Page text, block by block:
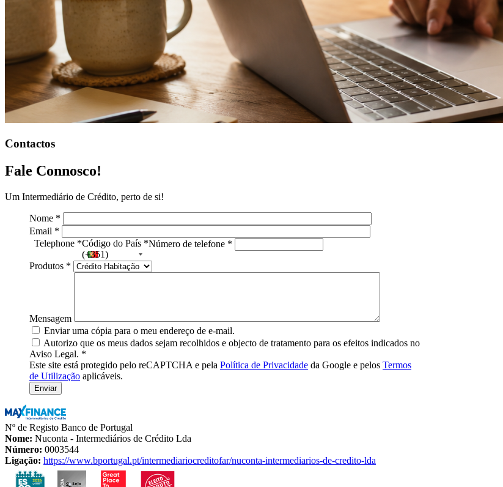
Contactos
Fale Connosco!
Um Intermediário de Crédito, perto de si!
Nome *
Email *
Telephone *Código do País *
(+351)
Número de telefone *
Produtos *
Mensagem
Enviar uma cópia para o meu endereço de e-mail.
Autorizo que os meus dados sejam recolhidos e objecto de tratamento para os efeitos indicados no
Aviso Legal. *
Este site está protegido pelo reCAPTCHA e pela Política de Privacidade da Google e pelos Termos
de Utilização aplicáveis.
Nº de Registo Banco de Portugal
Nome: Nuconta - Intermediários de Crédito Lda
Número: 0003544
Ligação: https://www.bportugal.pt/intermediariocreditofar/nuconta-intermediarios-de-credito-lda